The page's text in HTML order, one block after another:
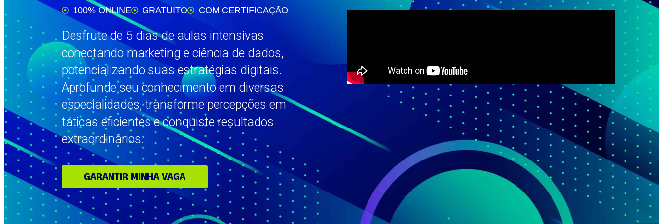
100% ONLINE GRATUITO COM CERTIFICAÇÃO
Desfrute de 5 dias de aulas intensivas
conectando marketing e ciência de dados,
potencializando suas estratégias digitais.
Aprofunde seu conhecimento em diversas
especialidades, transforme percepções em
táticas eficientes e conquiste resultados
extraordinários.
GARANTIR MINHA VAGA